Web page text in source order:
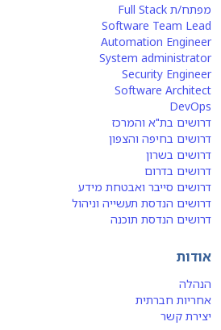
מפתח/ת Full Stack
Software Team Lead
Automation Engineer
System administrator
Security Engineer
Software Architect
DevOps
דרושים בת"א והמרכז
דרושים בחיפה והצפון
דרושים בשרון
דרושים בדרום
דרושים סייבר ואבטחת מידע
דרושים הנדסת תעשייה וניהול
דרושים הנדסת תוכנה
אודות
הנהלה
אחריות חברתית
יצירת קשר